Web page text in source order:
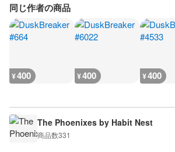
同じ作者の商品
¥400 ¥400 ¥400
The Phoenixes by Habit Nest
商品数331